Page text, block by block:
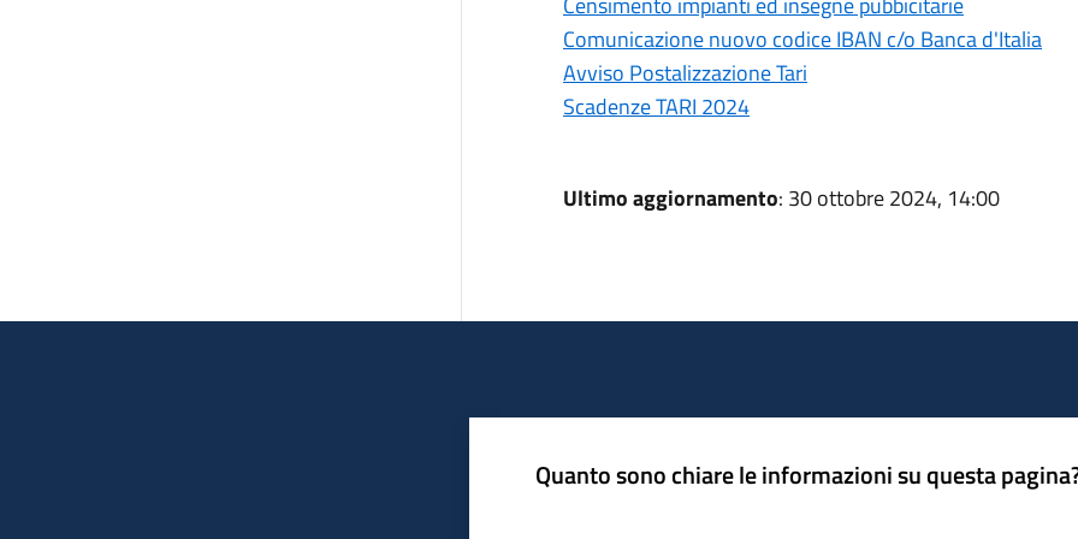
Comunicazione nuovo codice IBAN c/o Banca d'Italia
Avviso Postalizzazione Tari
Scadenze TARI 2024
Ultimo aggiornamento: 30 ottobre 2024, 14:00
Quanto sono chiare le informazioni su questa